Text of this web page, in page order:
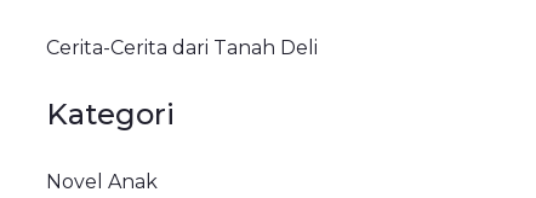
Cerita-Cerita dari Tanah Deli
Kategori
Novel Anak